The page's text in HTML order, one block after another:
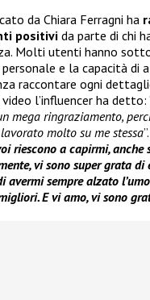
da Chiara Ferragni ha
positivi da parte di chi
Molti utenti hanno
e la capacità di
raccontare ogni
l’influencer ha detto:
mega ringraziamento,
molto su me stessa
riescono a capirmi, anche
vi sono super grata di
avermi sempre alzato
E vi amo, vi sono